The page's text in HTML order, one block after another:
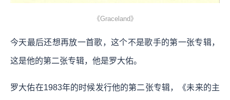
《Graceland》
今天最后还想再放一首歌，这个不是歌手的第一张专辑，
这是他的第二张专辑，他是罗大佑。
罗大佑在1983年的时候发行他的第二张专辑，《未来的主